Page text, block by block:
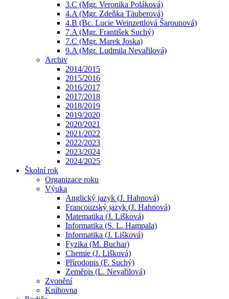
3.C (Mgr. Veronika Poláková)
4.A (Mgr. Zdeňka Täuberová)
4.B (Bc. Lucie Weinzettlová Šarounová)
7.A (Mgr. František Suchý)
7.C (Mgr. Marek Joska)
9.A (Mgr. Ludmila Nevařilová)
Archiv
2014/2015
2015/2016
2016/2017
2017/2018
2018/2019
2019/2020
2020/2021
2021/2022
2022/2023
2023/2024
2024/2025
Školní rok
Organizace roku
Výuka
Anglický jazyk (J. Hahnová)
Francouzský jazyk (J. Hahnová)
Matematika (J. Lišková)
Informatika (S. L. Hampala)
Informatika (J. Lišková)
Fyzika (M. Buchar)
Chemie (J. Lišková)
Přírodopis (F. Suchý)
Zeměpis (L. Nevařilová)
Zvonění
Knihovna